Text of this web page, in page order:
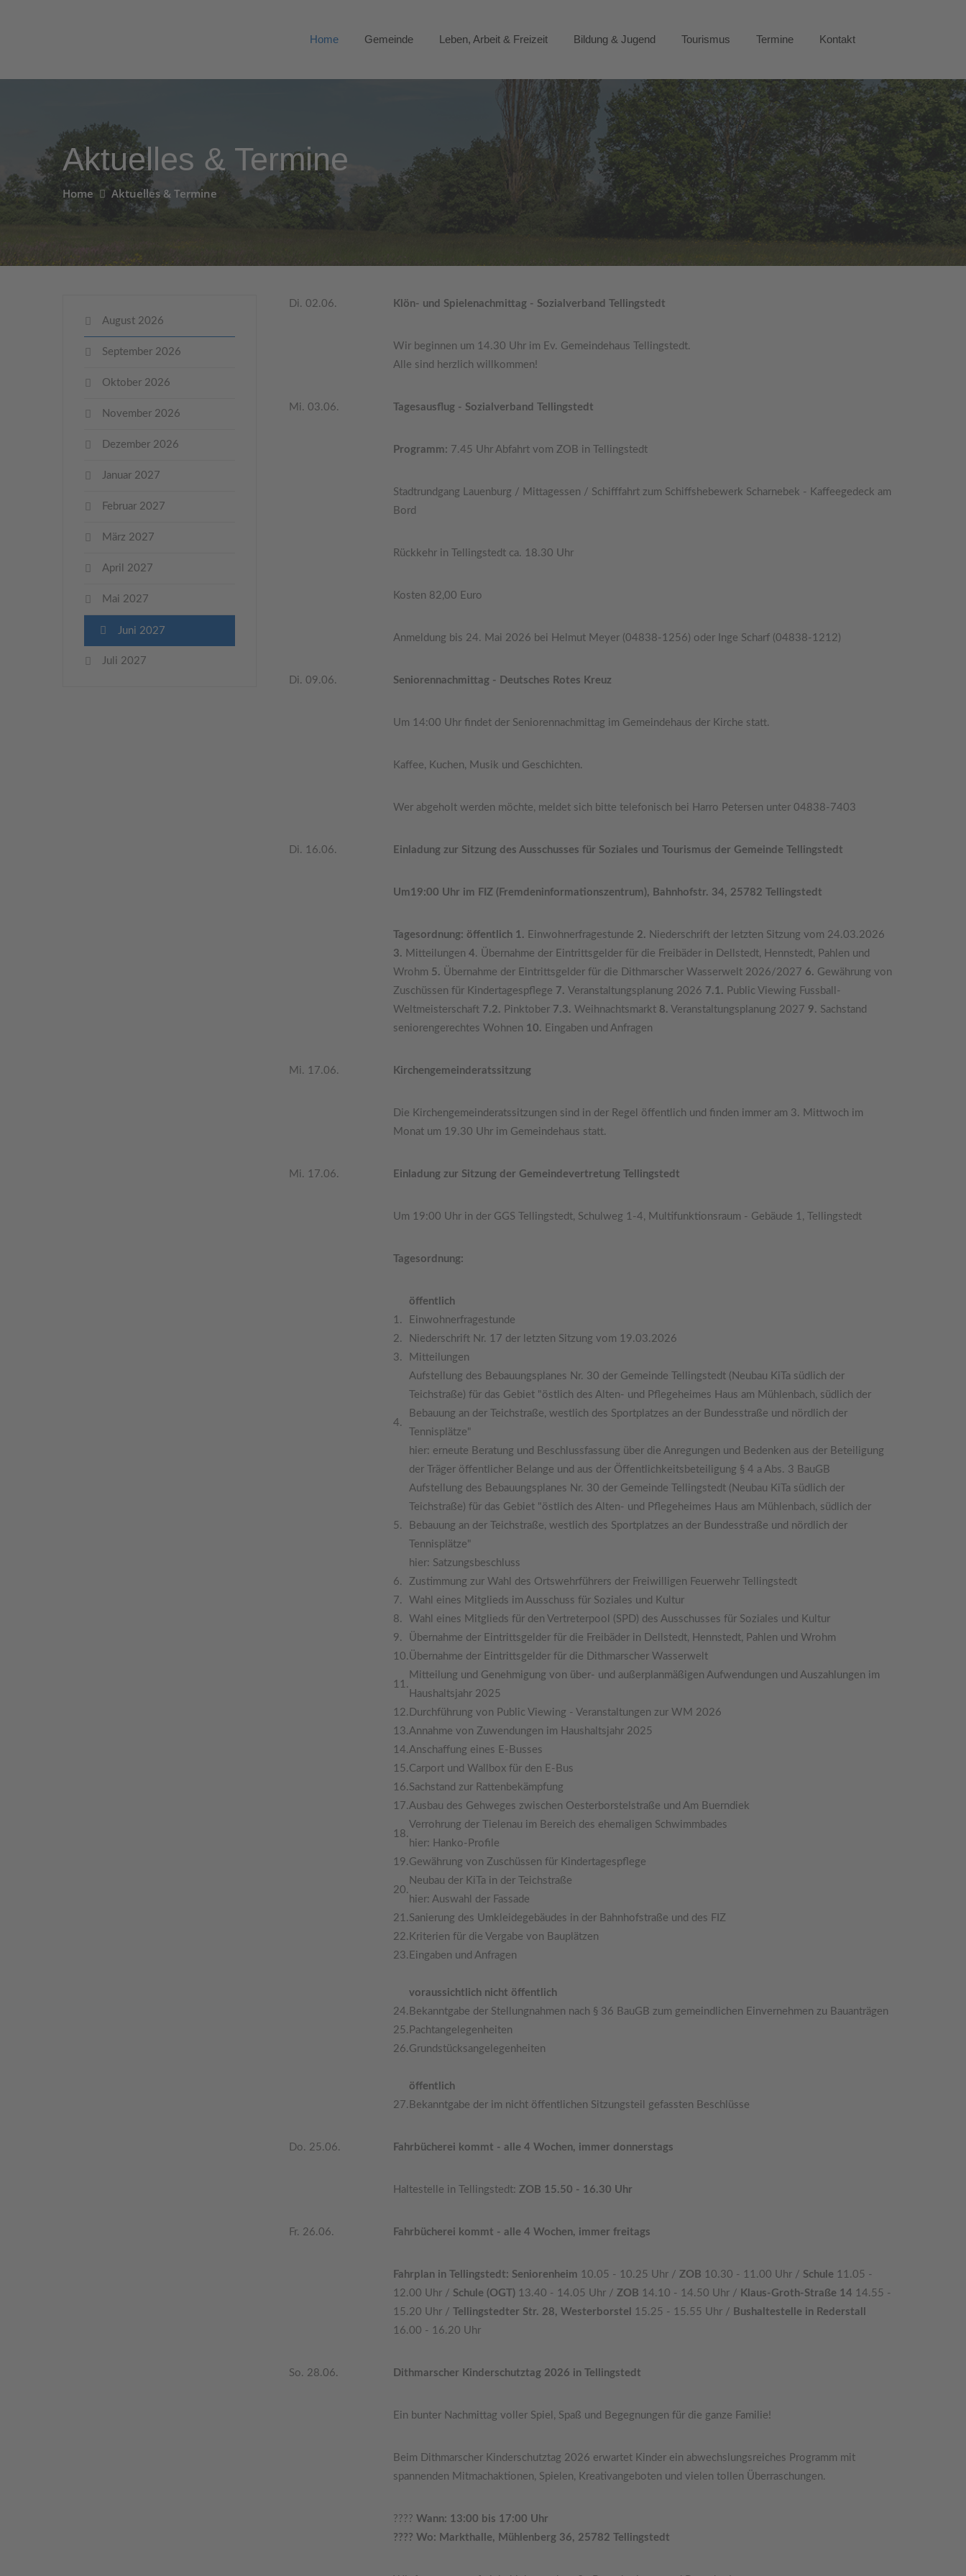
Home Gemeinde Leben, Arbeit & Freizeit Bildung & Jugend Tourismus Termine Kontakt
Aktuelles & Termine
Home Aktuelles & Termine
August 2026
September 2026
Oktober 2026
November 2026
Dezember 2026
Januar 2027
Februar 2027
März 2027
April 2027
Mai 2027
Juni 2027
Juli 2027
Di. 02.06. Klön- und Spielenachmittag - Sozialverband Tellingstedt
Wir beginnen um 14.30 Uhr im Ev. Gemeindehaus Tellingstedt.
Alle sind herzlich willkommen!
Mi. 03.06. Tagesausflug - Sozialverband Tellingstedt
Programm: 7.45 Uhr Abfahrt vom ZOB in Tellingstedt
Stadtrundgang Lauenburg / Mittagessen / Schifffahrt zum Schiffshebewerk Scharnebek - Kaffeegedeck am
Bord
Rückkehr in Tellingstedt ca. 18.30 Uhr
Kosten 82,00 Euro
Anmeldung bis 24. Mai 2026 bei Helmut Meyer (04838-1256) oder Inge Scharf (04838-1212)
Di. 09.06. Seniorennachmittag - Deutsches Rotes Kreuz
Um 14:00 Uhr findet der Seniorennachmittag im Gemeindehaus der Kirche statt.
Kaffee, Kuchen, Musik und Geschichten.
Wer abgeholt werden möchte, meldet sich bitte telefonisch bei Harro Petersen unter 04838-7403
Di. 16.06. Einladung zur Sitzung des Ausschusses für Soziales und Tourismus der Gemeinde Tellingstedt
Um19:00 Uhr im FIZ (Fremdeninformationszentrum), Bahnhofstr. 34, 25782 Tellingstedt
Tagesordnung: öffentlich 1. Einwohnerfragestunde 2. Niederschrift der letzten Sitzung vom 24.03.2026
3. Mitteilungen 4. Übernahme der Eintrittsgelder für die Freibäder in Dellstedt, Hennstedt, Pahlen und
Wrohm 5. Übernahme der Eintrittsgelder für die Dithmarscher Wasserwelt 2026/2027 6. Gewährung von
Zuschüssen für Kindertagespflege 7. Veranstaltungsplanung 2026 7.1. Public Viewing Fussball-
Weltmeisterschaft7.2. Pinktober 7.3. Weihnachtsmarkt 8. Veranstaltungsplanung 2027 9. Sachstand
seniorengerechtes Wohnen 10. Eingaben und Anfragen
Mi. 17.06. Kirchengemeinderatssitzung
Die Kirchengemeinderatssitzungen sind in der Regel öffentlich und finden immer am 3. Mittwoch im
Monat um 19.30 Uhr im Gemeindehaus statt.
Mi. 17.06. Einladung zur Sitzung der Gemeindevertretung Tellingstedt
Um 19:00 Uhr in der GGS Tellingstedt, Schulweg 1-4, Multifunktionsraum - Gebäude 1, Tellingstedt
Tagesordnung:
öffentlich
1.
Einwohnerfragestunde
2.
Niederschrift Nr. 17 der letzten Sitzung vom 19.03.2026
3.
Mitteilungen
4.
Aufstellung des Bebauungsplanes Nr. 30 der Gemeinde Tellingstedt (Neubau KiTa südlich der
Teichstraße) für das Gebiet "östlich des Alten- und Pflegeheimes Haus am Mühlenbach, südlich der
Bebauung an der Teichstraße, westlich des Sportplatzes an der Bundesstraße und nördlich der
Tennisplätze"
hier: erneute Beratung und Beschlussfassung über die Anregungen und Bedenken aus der Beteiligung
der Träger öffentlicher Belange und aus der Öffentlichkeitsbeteiligung § 4 a Abs. 3 BauGB
5.
Aufstellung des Bebauungsplanes Nr. 30 der Gemeinde Tellingstedt (Neubau KiTa südlich der
Teichstraße) für das Gebiet "östlich des Alten- und Pflegeheimes Haus am Mühlenbach, südlich der
Bebauung an der Teichstraße, westlich des Sportplatzes an der Bundesstraße und nördlich der
Tennisplätze"
hier: Satzungsbeschluss
6.
Zustimmung zur Wahl des Ortswehrführers der Freiwilligen Feuerwehr Tellingstedt
7.
Wahl eines Mitglieds im Ausschuss für Soziales und Kultur
8.
Wahl eines Mitglieds für den Vertreterpool (SPD) des Ausschusses für Soziales und Kultur
9.
Übernahme der Eintrittsgelder für die Freibäder in Dellstedt, Hennstedt, Pahlen und Wrohm
10. Übernahme der Eintrittsgelder für die Dithmarscher Wasserwelt
11.
Mitteilung und Genehmigung von über- und außerplanmäßigen Aufwendungen und Auszahlungen im
Haushaltsjahr 2025
12. Durchführung von Public Viewing - Veranstaltungen zur WM 2026
13.Annahme von Zuwendungen im Haushaltsjahr 2025
14.Anschaffung eines E-Busses
15. Carport und Wallbox für den E-Bus
16. Sachstand zur Rattenbekämpfung
17.Ausbau des Gehweges zwischen Oesterborstelstraße und Am Buerndiek
18.
Verrohrung der Tielenau im Bereich des ehemaligen Schwimmbades
hier: Hanko-Profile
19. Gewährung von Zuschüssen für Kindertagespflege
20.
Neubau der KiTa in der Teichstraße
hier: Auswahl der Fassade
21. Sanierung des Umkleidegebäudes in der Bahnhofstraße und des FIZ
22. Kriterien für die Vergabe von Bauplätzen
23. Eingaben und Anfragen
voraussichtlich nicht öffentlich
24. Bekanntgabe der Stellungnahmen nach § 36 BauGB zum gemeindlichen Einvernehmen zu Bauanträgen
25. Pachtangelegenheiten
26. Grundstücksangelegenheiten
öffentlich
27. Bekanntgabe der im nicht öffentlichen Sitzungsteil gefassten Beschlüsse
Do. 25.06. Fahrbücherei kommt - alle 4 Wochen, immer donnerstags
Haltestelle in Tellingstedt: ZOB 15.50 - 16.30 Uhr
Fr. 26.06. Fahrbücherei kommt - alle 4 Wochen, immer freitags
Fahrplan in Tellingstedt: Seniorenheim 10.05 - 10.25 Uhr / ZOB 10.30 - 11.00 Uhr / Schule 11.05 -
12.00 Uhr / Schule (OGT) 13.40 - 14.05 Uhr / ZOB 14.10 - 14.50 Uhr / Klaus-Groth-Straße 14 14.55 -
15.20 Uhr /
Tellingstedter Str. 28, Westerborstel 15.25 - 15.55 Uhr / Bushaltestelle in Rederstall
16.00 - 16.20 Uhr
So. 28.06. Dithmarscher Kinderschutztag 2026 in Tellingstedt
Ein bunter Nachmittag voller Spiel, Spaß und Begegnungen für die ganze Familie!
Beim Dithmarscher Kinderschutztag 2026 erwartet Kinder ein abwechslungsreiches Programm mit
spannenden Mitmachaktionen, Spielen, Kreativangeboten und vielen tollen Überraschungen.
???? Wann: 13:00 bis 17:00 Uhr
???? Wo: Markthalle, Mühlenberg 36, 25782 Tellingstedt